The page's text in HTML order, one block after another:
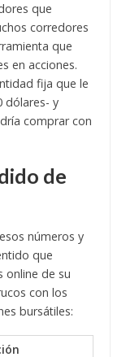
que
corredores
que
en acciones.
fija que le
dólares- y
comprar con
de
números y
que
online de su
con los
bursátiles: